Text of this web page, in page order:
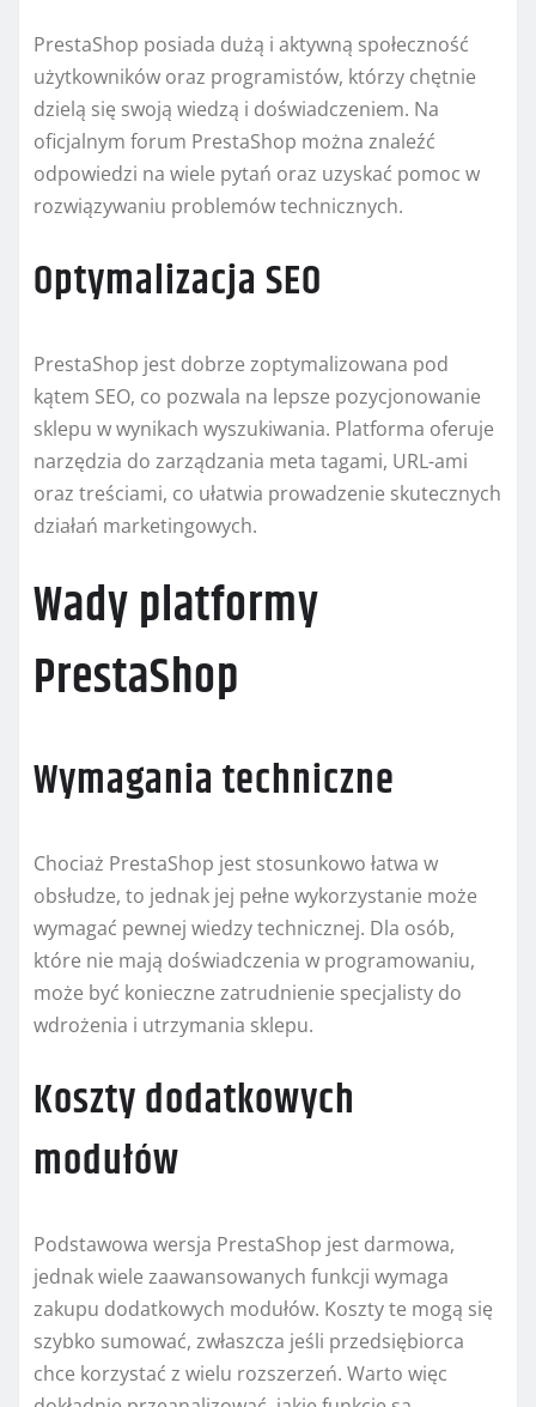
PrestaShop posiada dużą i aktywną społeczność
użytkowników oraz programistów, którzy chętnie
dzielą się swoją wiedzą i doświadczeniem. Na
oficjalnym forum PrestaShop można znaleźć
odpowiedzi na wiele pytań oraz uzyskać pomoc w
rozwiązywaniu problemów technicznych.
Optymalizacja SEO
PrestaShop jest dobrze zoptymalizowana pod
kątem SEO, co pozwala na lepsze pozycjonowanie
sklepu w wynikach wyszukiwania. Platforma oferuje
narzędzia do zarządzania meta tagami, URL-ami
oraz treściami, co ułatwia prowadzenie skutecznych
działań marketingowych.
Wady platformy
PrestaShop
Wymagania techniczne
Chociaż PrestaShop jest stosunkowo łatwa w
obsłudze, to jednak jej pełne wykorzystanie może
wymagać pewnej wiedzy technicznej. Dla osób,
które nie mają doświadczenia w programowaniu,
może być konieczne zatrudnienie specjalisty do
wdrożenia i utrzymania sklepu.
Koszty dodatkowych
modułów
Podstawowa wersja PrestaShop jest darmowa,
jednak wiele zaawansowanych funkcji wymaga
zakupu dodatkowych modułów. Koszty te mogą się
szybko sumować, zwłaszcza jeśli przedsiębiorca
chce korzystać z wielu rozszerzeń. Warto więc